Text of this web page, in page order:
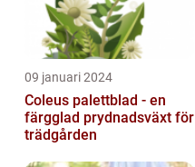
09 januari 2024
Coleus palettblad - en
färgglad prydnadsväxt för
trädgården